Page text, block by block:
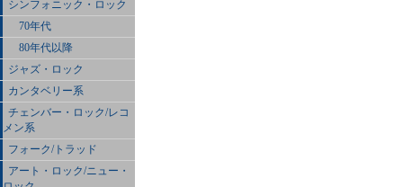
シンフォニック・ロック
70年代
80年代以降
ジャズ・ロック
カンタベリー系
チェンバー・ロック/レコ
メン系
フォーク/トラッド
アート・ロック/ニュー・